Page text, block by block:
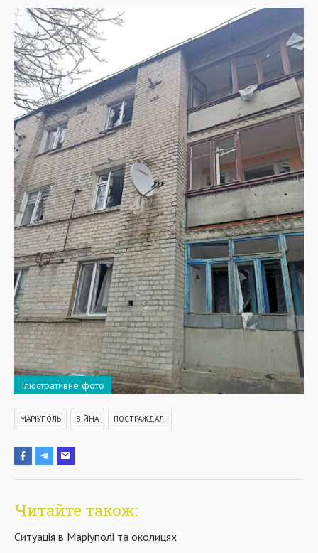
Ілюстративне фото
МАРІУПОЛЬ ВІЙНА ПОСТРАЖДАЛІ
Читайте також:
Ситуація в Маріуполі та околицях